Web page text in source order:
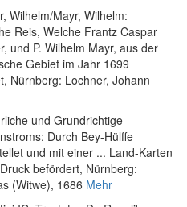
Wilhelm/Mayr, Wilhelm:
Reis, Welche Frantz Caspar
und P. Wilhelm Mayr, aus der
Gebiet im Jahr 1699
, Nürnberg: Lochner, Johann
und Grundrichtige
Durch Bey-Hülffe
und mit einer ... Land-Karten
befördert, Nürnberg:
(Witwe), 1686 Mehr